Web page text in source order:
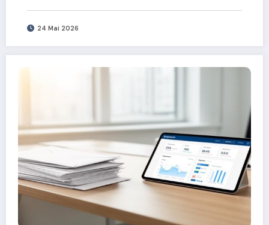
24 Mai 2026